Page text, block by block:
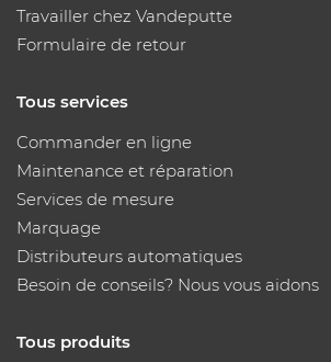
Travailler chez Vandeputte
Formulaire de retour
Tous services
Commander en ligne
Maintenance et réparation
Services de mesure
Marquage
Distributeurs automatiques
Besoin de conseils? Nous vous aidons
Tous produits